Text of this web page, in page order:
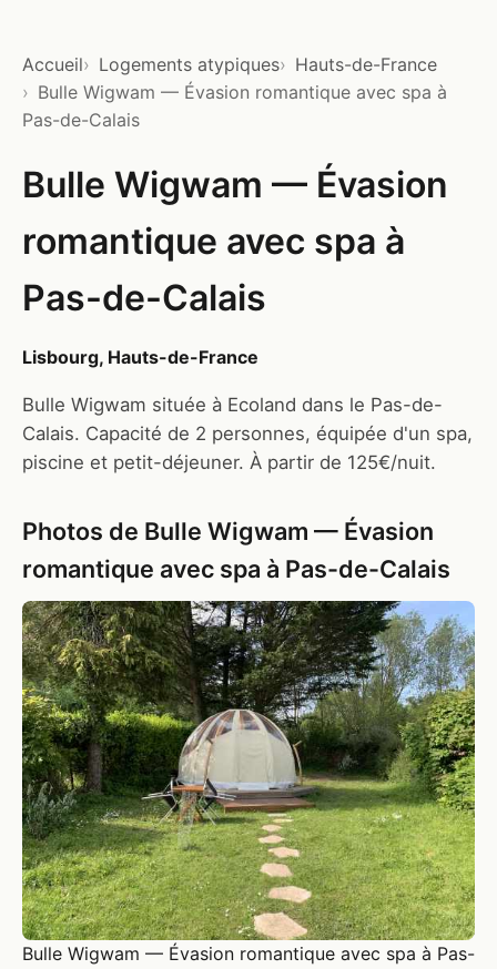
Accueil Logements atypiques
Hauts-de-France
Bulle Wigwam — Évasion romantique avec spa à
Pas-de-Calais
Bulle Wigwam — Évasion
romantique avec spa à
Pas-de-Calais
Lisbourg, Hauts-de-France
Bulle Wigwam située à Ecoland dans le Pas-de-
Calais. Capacité de 2 personnes, équipée d'un spa,
piscine et petit-déjeuner. À partir de 125€/nuit.
Photos de Bulle Wigwam — Évasion
romantique avec spa à Pas-de-Calais
Bulle Wigwam — Évasion romantique avec spa à Pas-